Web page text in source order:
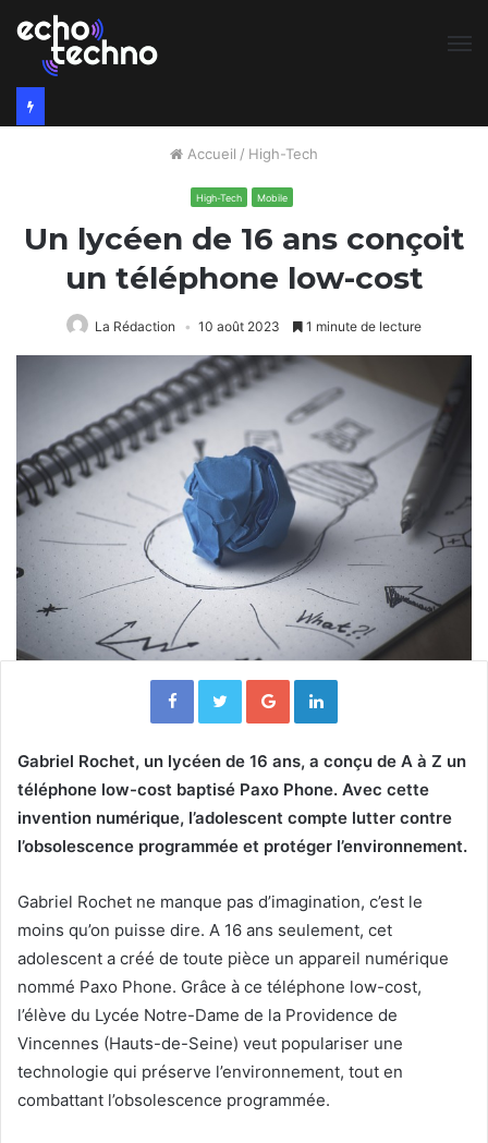
Accueil / High-Tech
High-Tech Mobile
Un lycéen de 16 ans conçoit
un téléphone low-cost
La Rédaction 10 août 2023 1 minute de lecture
FacebookTwitterGoogle+Linkedin
Gabriel Rochet, un lycéen de 16 ans, a conçu de A à Z un
téléphone low-cost baptisé Paxo Phone. Avec cette
invention numérique, l’adolescent compte lutter contre
l’obsolescence programmée et protéger l’environnement.
Gabriel Rochet ne manque pas d’imagination, c’est le
moins qu’on puisse dire. A 16 ans seulement, cet
adolescent a créé de toute pièce un appareil numérique
nommé Paxo Phone. Grâce à ce téléphone low-cost,
l’élève du Lycée Notre-Dame de la Providence de
Vincennes (Hauts-de-Seine) veut populariser une
technologie qui préserve l’environnement, tout en
combattant l’obsolescence programmée.